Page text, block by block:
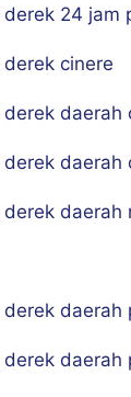
derek 24 jam
cinere
derek daerah
derek daerah
derek daerah
derek daerah
derek daerah